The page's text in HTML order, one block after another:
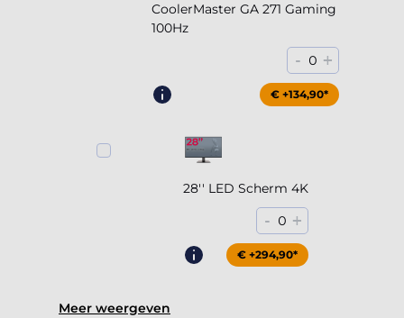
CoolerMaster GA 271 Gaming
100Hz
- 0 +
€ +204,90*
€ +134,90*
28'' LED Scherm 4K
- 0 +
€ +294,90*
Meer weergeven